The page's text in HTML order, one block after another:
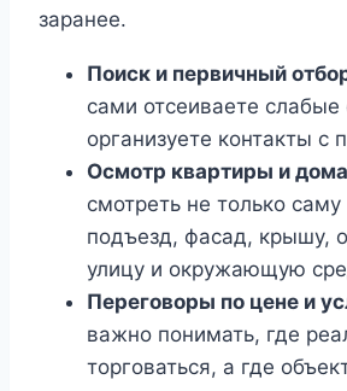
заранее.
Поиск и первичный
сами отсеиваете слабые
организуете контакты с
Осмотр квартиры и
смотреть не только саму
подъезд, фасад, крышу,
улицу и окружающую
Переговоры по цене и
важно понимать, где
торговаться, а где